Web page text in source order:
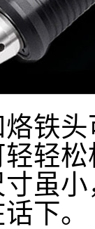
铁
轻
虽
下。